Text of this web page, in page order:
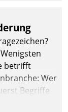
betrifft
Wer
Begriffe